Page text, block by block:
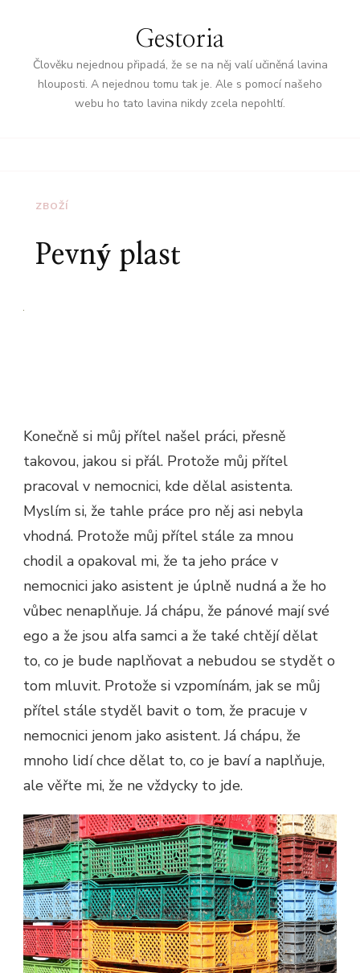
Gestoria
Člověku nejednou připadá, že se na něj valí učiněná lavina
hlouposti. A nejednou tomu tak je. Ale s pomocí našeho
webu ho tato lavina nikdy zcela nepohltí.
ZBOŽÍ
Pevný plast
Konečně si můj přítel našel práci, přesně
takovou, jakou si přál. Protože můj přítel
pracoval v nemocnici, kde dělal asistenta.
Myslím si, že tahle práce pro něj asi nebyla
vhodná. Protože můj přítel stále za mnou
chodil a opakoval mi, že ta jeho práce v
nemocnici jako asistent je úplně nudná a že ho
vůbec nenaplňuje. Já chápu, že pánové mají své
ego a že jsou alfa samci a že také chtějí dělat
to, co je bude naplňovat a nebudou se stydět o
tom mluvit. Protože si vzpomínám, jak se můj
přítel stále styděl bavit o tom, že pracuje v
nemocnici jenom jako asistent. Já chápu, že
mnoho lidí chce dělat to, co je baví a naplňuje,
ale věřte mi, že ne vždycky to jde.